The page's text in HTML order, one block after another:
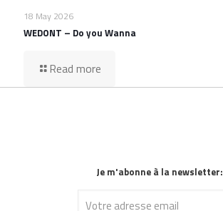
18 May 2026
WEDONT – Do you Wanna
Read more
Je m'abonne à la newsletter: